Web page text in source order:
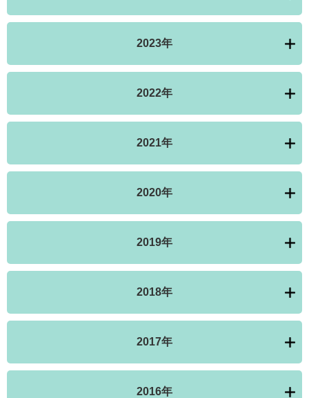
2023年
2022年
2021年
2020年
2019年
2018年
2017年
2016年